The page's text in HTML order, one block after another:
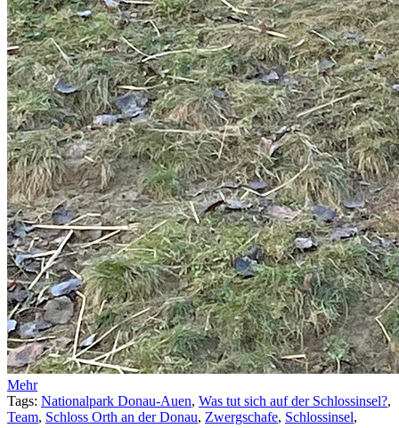
Mehr
Tags: Nationalpark Donau-Auen, Was tut sich auf der Schlossinsel?,
Team, Schloss Orth an der Donau, Zwergschafe, Schlossinsel,